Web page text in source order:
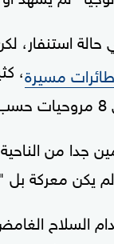
استنفار،
طائرات مسيرة،
جدا من
معركة بل
السلاح